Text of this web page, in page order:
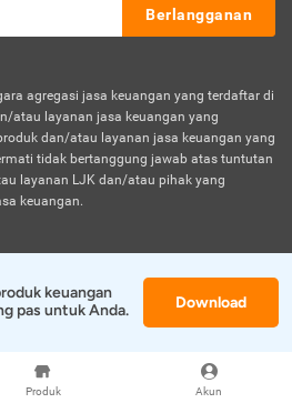
Produk Akun
Berlangganan
agregasi jasa keuangan yang terdaftar di
atau layanan jasa keuangan yang
dan/atau layanan jasa keuangan yang
tidak bertanggung jawab atas tuntutan
layanan LJK dan/atau pihak yang
keuangan.
keuangan
pas untuk Anda.
Download